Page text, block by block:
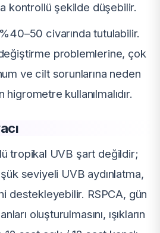
kontrollü şekilde düşebilir.
civarında tutulabilir.
problemlerine, çok
ve cilt sorunlarına neden
kullanılmalıdır.
tropikal UVB şart değildir;
seviyeli UVB aydınlatma,
destekleyebilir. RSPCA, gün
oluşturulmasını, ışıkların